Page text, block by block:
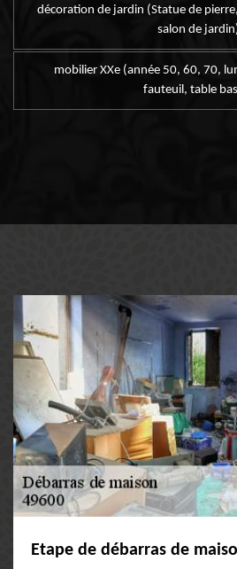
décoration de jardin (Statue de
salon de
mobilier XXe (année 50, 60, 70,
fauteuil, table
Etape de débarras de